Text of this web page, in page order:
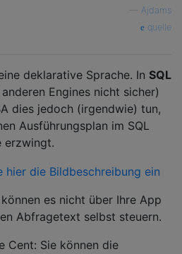
Ajdams
quelle
deklarative Sprache. In SQL
Engines nicht sicher)
dies jedoch (irgendwie) tun,
Ausführungsplan im SQL
erzwingt.
es nicht über Ihre App
Abfragetext selbst steuern.
Cent: Sie können die